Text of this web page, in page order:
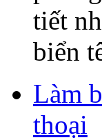
tiết
biển
Làm
thoại